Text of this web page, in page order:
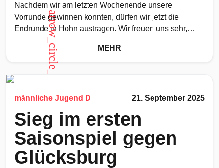
Nachdem wir am letzten Wochenende unsere
Vorrunde gewinnen konnten, dürfen wir jetzt die
Endrunde in Hohn austragen. Wir freuen uns sehr,
Gastgeber für dieses Event
arrow_circle_up MEHR
männliche Jugend D 21. September 2025
Sieg im ersten
Saisonspiel gegen
Glücksburg